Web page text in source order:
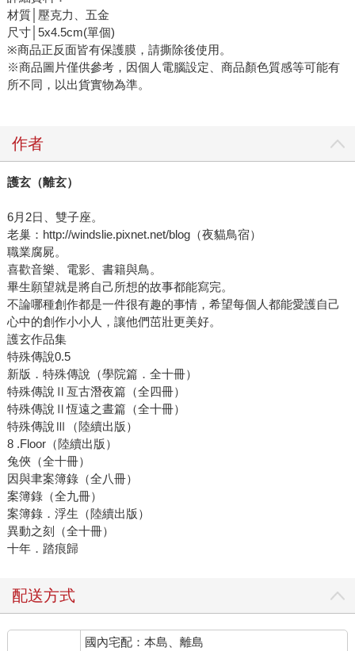
材質│壓克力、五金
尺寸│5x4.5cm(單個)
※商品正反面皆有保護膜，請撕除後使用。
※商品圖片僅供參考，因個人電腦設定、商品顏色質感等可能有
所不同，以出貨實物為準。
作者
護玄（離玄）
6月2日、雙子座。
老巢：http://windslie.pixnet.net/blog（夜貓鳥宿）
職業腐屍。
喜歡音樂、電影、書籍與鳥。
畢生願望就是將自己所想的故事都能寫完。
不論哪種創作都是一件很有趣的事情，希望每個人都能愛護自己
心中的創作小小人，讓他們茁壯更美好。
護玄作品集
特殊傳說0.5
新版．特殊傳說（學院篇．全十冊）
特殊傳說Ⅱ亙古潛夜篇（全四冊）
特殊傳說Ⅱ恆遠之晝篇（全十冊）
特殊傳說Ⅲ（陸續出版）
8 .Floor（陸續出版）
兔俠（全十冊）
因與聿案簿錄（全八冊）
案簿錄（全九冊）
案簿錄．浮生（陸續出版）
異動之刻（全十冊）
十年．踏痕歸
配送方式
國內宅配：本島、離島